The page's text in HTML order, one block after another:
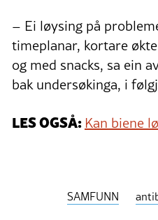
– Ei løysing på
timeplanar, kortare
og med snacks, sa ein
bak undersøkinga, i
LES OGSÅ: Kan biene
SAMFUNN